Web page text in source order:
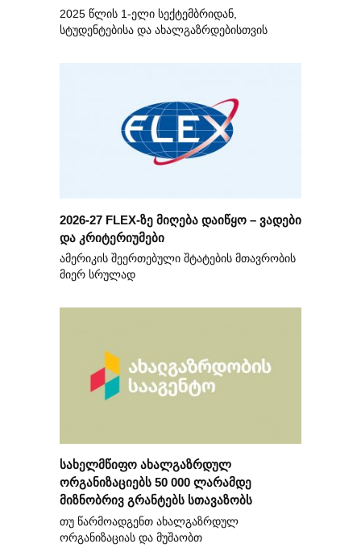
2025 წლის 1-ელი სექტემბრიდან,
სტუდენტებისა და ახალგაზრდებისთვის
2026-27 FLEX-ზე მიღება დაიწყო – ვადები
და კრიტერიუმები
ამერიკის შეერთებული შტატების მთავრობის
მიერ სრულად
სახელმწიფო ახალგაზრდულ
ორგანიზაციებს 50 000 ლარამდე
მიზნობრივ გრანტებს სთავაზობს
თუ წარმოადგენთ ახალგაზრდულ
ორგანიზაციას და მუშაობთ